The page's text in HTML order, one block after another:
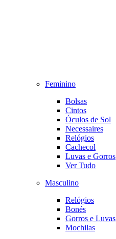
Feminino
Bolsas
Cintos
Óculos de Sol
Necessaires
Relógios
Cachecol
Luvas e Gorros
Ver Tudo
Masculino
Relógios
Bonés
Gorros e Luvas
Mochilas